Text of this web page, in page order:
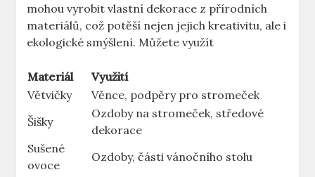
mohou vyrobit vlastní dekorace z přírodních
materiálů, což potěší nejen jejich kreativitu, ale i
ekologické smýšlení. Můžete využít
Materiál
Využití
Větvičky
Věnce, podpěry pro stromeček
Šišky
Ozdoby na stromeček, středové
dekorace
Sušené
ovoce
Ozdoby, části vánočního stolu